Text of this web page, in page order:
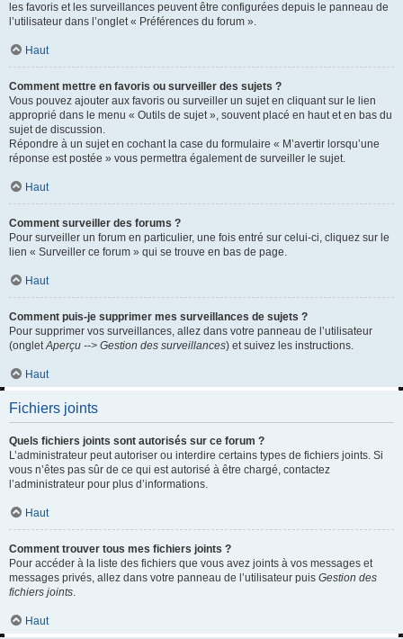
les favoris et les surveillances peuvent être configurées depuis le panneau de
l’utilisateur dans l’onglet « Préférences du forum ».
Haut
Comment mettre en favoris ou surveiller des sujets ?
Vous pouvez ajouter aux favoris ou surveiller un sujet en cliquant sur le lien
approprié dans le menu « Outils de sujet », souvent placé en haut et en bas du
sujet de discussion.
Répondre à un sujet en cochant la case du formulaire « M’avertir lorsqu’une
réponse est postée » vous permettra également de surveiller le sujet.
Haut
Comment surveiller des forums ?
Pour surveiller un forum en particulier, une fois entré sur celui-ci, cliquez sur le
lien « Surveiller ce forum » qui se trouve en bas de page.
Haut
Comment puis-je supprimer mes surveillances de sujets ?
Pour supprimer vos surveillances, allez dans votre panneau de l’utilisateur
(ongletAperçu --> Gestion des surveillances) et suivez les instructions.
Haut
Fichiers joints
Quels fichiers joints sont autorisés sur ce forum ?
L’administrateur peut autoriser ou interdire certains types de fichiers joints. Si
vous n’êtes pas sûr de ce qui est autorisé à être chargé, contactez
l’administrateur pour plus d’informations.
Haut
Comment trouver tous mes fichiers joints ?
Pour accéder à la liste des fichiers que vous avez joints à vos messages et
messages privés, allez dans votre panneau de l’utilisateur puis Gestion des
fichiers joints.
Haut